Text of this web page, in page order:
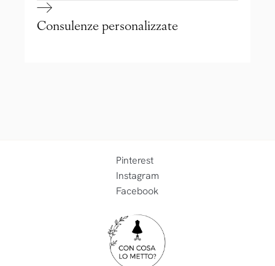
Consulenze personalizzate
Pinterest
Instagram
Facebook